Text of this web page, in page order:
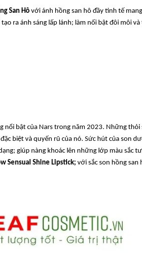
San Hô với ánh hồng san hô đầy tinh tế
ra ánh sáng lấp lánh; làm nối bật đôi môi
nổi bật của Nars trong năm 2023. Những
biệt và quyến rũ của nó. Sức hút của son
giúp nàng khoác lên những lớp màu sắc
Sensual Shine Lipstick; với sắc son hồng